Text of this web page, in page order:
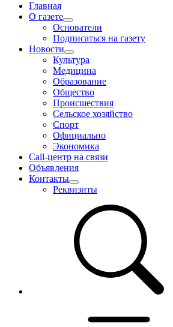
Главная
О газете
Основатели
Подписаться на газету
Новости
Культура
Медицина
Образование
Общество
Происшествия
Сельское хозяйство
Спорт
Официально
Экономика
Call-центр на связи
Объявления
Контакты
Реквизиты